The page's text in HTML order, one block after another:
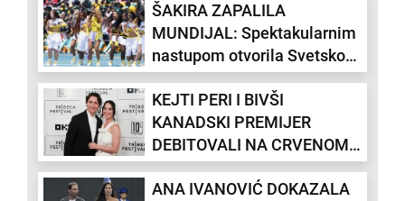
ŠAKIRA ZAPALILA
MUNDIJAL: Spektakularnim
nastupom otvorila Svetsko
prvenstvo u fudbalu (VIDEO)
KEJTI PERI I BIVŠI
KANADSKI PREMIJER
DEBITOVALI NA CRVENOM
TEPIHU: Pevačica sija nakon
razvoda od Orlanda Bluma
ANA IVANOVIĆ DOKAZALA